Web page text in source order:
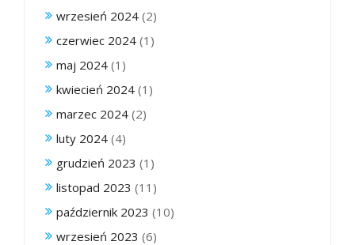
wrzesień 2024 (2)
czerwiec 2024 (1)
maj 2024 (1)
kwiecień 2024 (1)
marzec 2024 (2)
luty 2024 (4)
grudzień 2023 (1)
listopad 2023 (11)
październik 2023 (10)
wrzesień 2023 (6)